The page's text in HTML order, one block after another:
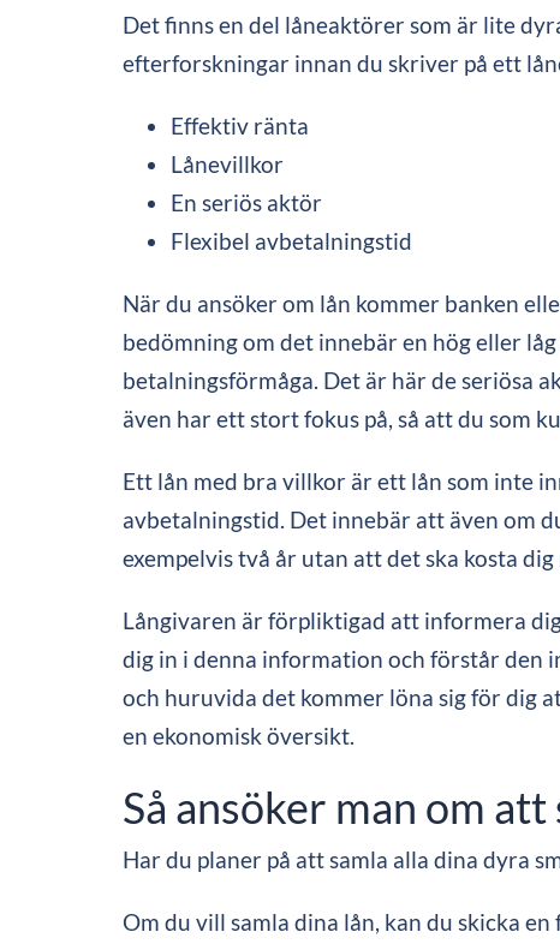
Det finns en del låneaktörer som är lite
efterforskningar innan du skriver på ett
Effektiv ränta
Lånevillkor
En seriös aktör
Flexibel avbetalningstid
När du ansöker om lån kommer banken
bedömning om det innebär en hög eller
betalningsförmåga. Det är här de seriösa
även har ett stort fokus på, så att du som
Ett lån med bra villkor är ett lån som inte
avbetalningstid. Det innebär att även om
exempelvis två år utan att det ska kosta
Långivaren är förpliktigad att informera
dig in i denna information och förstår den
och huruvida det kommer löna sig för dig
en ekonomisk översikt.
Så ansöker man om att
Har du planer på att samla alla dina dyra
Om du vill samla dina lån, kan du skicka